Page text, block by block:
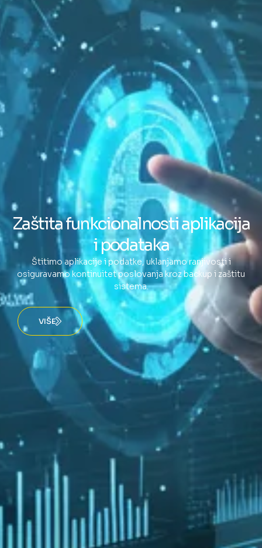
Zaštita funkcionalnosti aplikacija
i podataka
Štitimo aplikacije i podatke, uklanjamo ranjivosti i
osiguravamo kontinuitet poslovanja kroz backup i zaštitu
sistema.
VIŠE